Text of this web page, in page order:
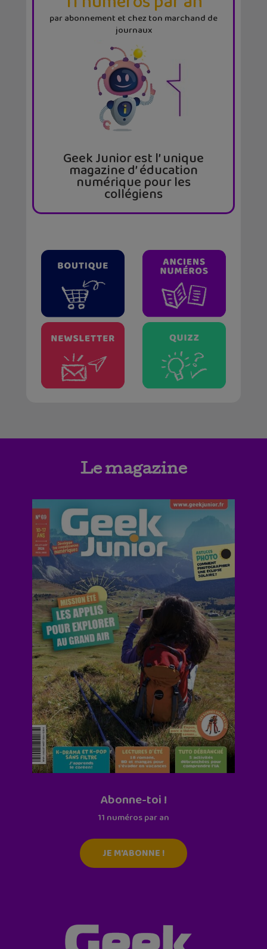
par abonnement et chez ton marchand de
journaux
Geek Junior est l’ unique
magazine d’ éducation
numérique pour les
collégiens
Le magazine
Abonne-toi !
11 numéros par an
JE M'ABONNE !